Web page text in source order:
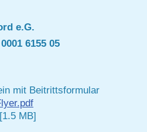
e.G.
6155 05
mit Beitrittsformular
MB]